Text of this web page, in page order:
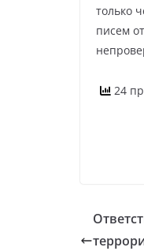
только
писем
24